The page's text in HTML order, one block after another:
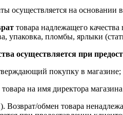
осуществляется на основании
товара надлежащего
упаковка, пломбы, ярлыки
осуществляется при
покупку в магазине;
на имя директора
Возврат/обмен товара